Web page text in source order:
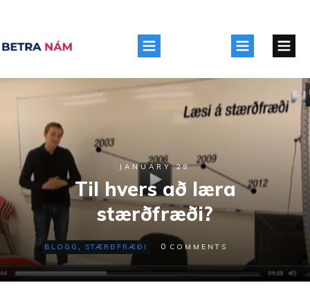
JANUARY 28
Til hvers að læra
stærðfræði?
BLOGG , STÆRÐFRÆÐI 0 COMMENTS